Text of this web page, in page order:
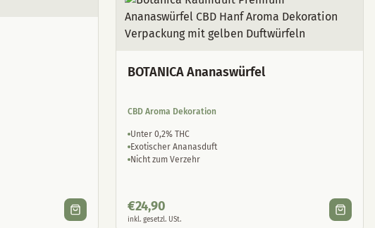
BOTANICA Ananaswürfel
CBD Aroma Dekoration
Unter 0,2% THC
Exotischer Ananasduft
Nicht zum Verzehr
€24,90
inkl. gesetzl. USt.